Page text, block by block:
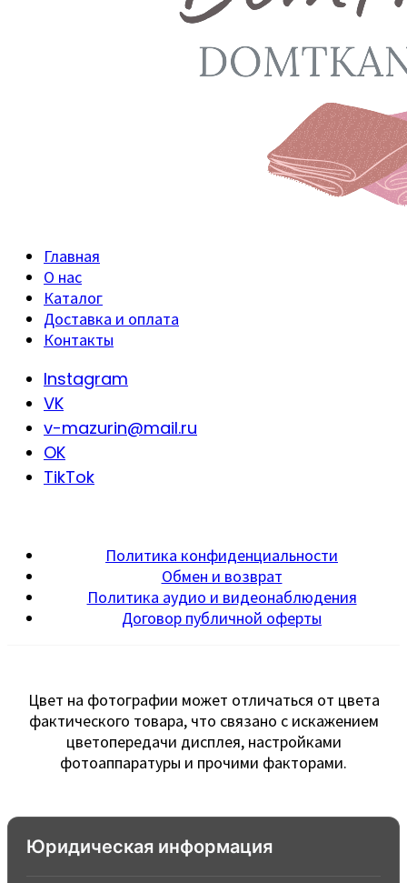
Главная
О нас
Каталог
Доставка и оплата
Контакты
Instagram
VK
v-mazurin@mail.ru
OK
TikTok
Политика конфиденциальности
Обмен и возврат
Политика аудио и видеонаблюдения
Договор публичной оферты
Цвет на фотографии может отличаться от цвета
фактического товара, что связано с искажением
цветопередачи дисплея, настройками
фотоаппаратуры и прочими факторами.
Юридическая информация